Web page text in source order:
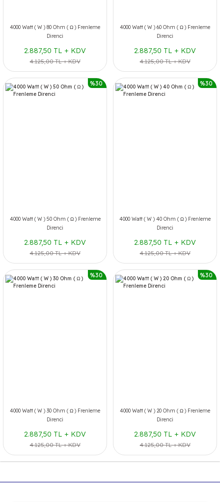
4000 Watt ( W ) 80 Ohm ( Ω ) Frenleme
Direnci
2.887,50 TL + KDV
4.125,00 TL + KDV
4000 Watt ( W ) 60 Ohm ( Ω ) Frenleme
Direnci
2.887,50 TL + KDV
4.125,00 TL + KDV
%30
4000 Watt ( W ) 50 Ohm ( Ω ) Frenleme
Direnci
2.887,50 TL + KDV
4.125,00 TL + KDV
%30
4000 Watt ( W ) 40 Ohm ( Ω ) Frenleme
Direnci
2.887,50 TL + KDV
4.125,00 TL + KDV
%30
4000 Watt ( W ) 30 Ohm ( Ω ) Frenleme
Direnci
2.887,50 TL + KDV
4.125,00 TL + KDV
%30
4000 Watt ( W ) 20 Ohm ( Ω ) Frenleme
Direnci
2.887,50 TL + KDV
4.125,00 TL + KDV